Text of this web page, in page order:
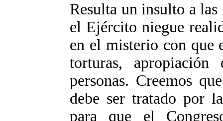
Resulta un insulto a
el Ejército niegue
en el misterio con que
torturas,
personas. Creemos
debe ser tratado por
para que el